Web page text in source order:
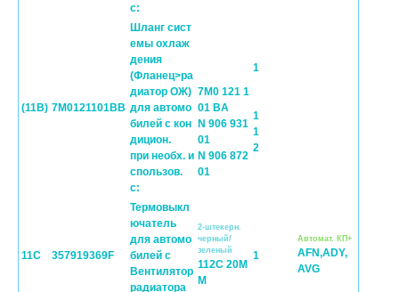
с:
(11B) 7M0121101BB
Шланг сист
емы охлаж
дения
(Фланец>ра
диатор ОЖ)
для автомо
билей с кон
дицион.
при необх. и
спользов.
с:
7M0 121 1
01 BA
N 906 931
01
N 906 872
01
1
1
1
2
11C 357919369F
Термовыкл
ючатель
для автомо
билей с
Вентилятор
радиатора
2-штекерн.
черный/
зеленый
112C 20M
M
1
Автомат. КП+
AFN,ADY,
AVG